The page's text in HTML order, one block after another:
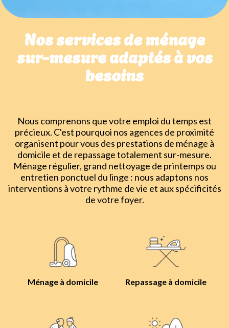
Nos services de ménage
sur-mesure adaptés à vos
besoins
Nous comprenons que votre emploi du temps est
précieux. C'est pourquoi nos agences de proximité
organisent pour vous des prestations de ménage à
domicile et de repassage totalement sur-mesure.
Ménage régulier, grand nettoyage de printemps ou
entretien ponctuel du linge : nous adaptons nos
interventions à votre rythme de vie et aux spécificités
de votre foyer.
Ménage à domicile Repassage à domicile